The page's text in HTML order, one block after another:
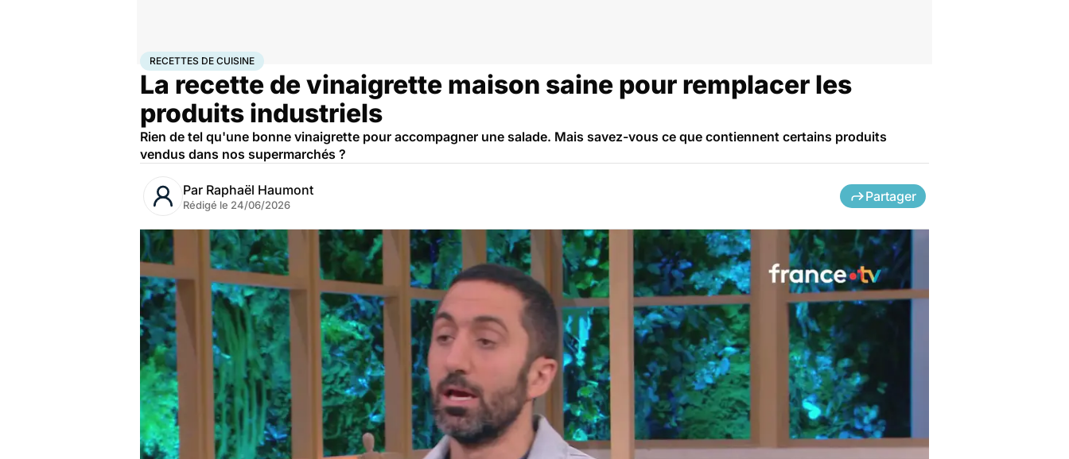
AccueilBien-êtreNutrition Recettes de cuisine
RECETTES DE CUISINE
La recette de vinaigrette maison saine pour remplacer les
produits industriels
Rien de tel qu'une bonne vinaigrette pour accompagner une salade. Mais savez-vous ce que contiennent certains produits
vendus dans nos supermarchés ?
Par Raphaël Haumont
Rédigé le 24/06/2026
Partager